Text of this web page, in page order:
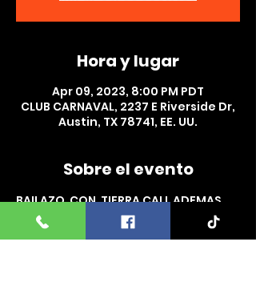
Hora y lugar
Apr 09, 2023, 8:00 PM PDT
CLUB CARNAVAL, 2237 E Riverside Dr,
Austin, TX 78741, EE. UU.
Sobre el evento
BAILAZO  CON  TIERRA CALI  ADEMAS
IMPACTO NORTEÑO EN CLUB
CARNAVAL AUSTIN, TX.  DOMINGO 9 DE